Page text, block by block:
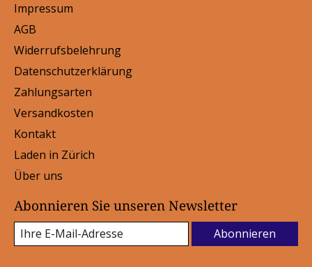
Impressum
AGB
Widerrufsbelehrung
Datenschutzerklärung
Zahlungsarten
Versandkosten
Kontakt
Laden in Zürich
Über uns
Abonnieren Sie unseren Newsletter
Abonnieren